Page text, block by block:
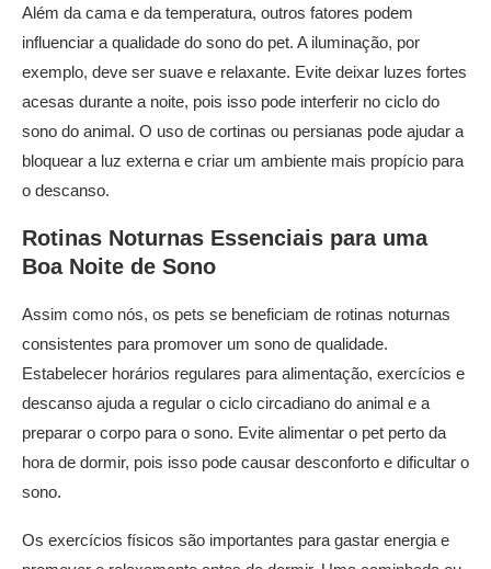
Além da cama e da temperatura, outros fatores podem
influenciar a qualidade do sono do pet. A iluminação, por
exemplo, deve ser suave e relaxante. Evite deixar luzes fortes
acesas durante a noite, pois isso pode interferir no ciclo do
sono do animal. O uso de cortinas ou persianas pode ajudar a
bloquear a luz externa e criar um ambiente mais propício para
o descanso.
Rotinas Noturnas Essenciais para uma
Boa Noite de Sono
Assim como nós, os pets se beneficiam de rotinas noturnas
consistentes para promover um sono de qualidade.
Estabelecer horários regulares para alimentação, exercícios e
descanso ajuda a regular o ciclo circadiano do animal e a
preparar o corpo para o sono. Evite alimentar o pet perto da
hora de dormir, pois isso pode causar desconforto e dificultar o
sono.
Os exercícios físicos são importantes para gastar energia e